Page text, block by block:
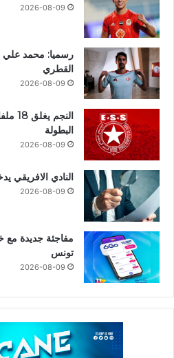
2026-08-09
رسميا: محمد علي
القطري
2026-08-09
البطولة
2026-08-09
النادي الافريقي
2026-08-09
مفاجئة جديدة مع
تونس
2026-08-09